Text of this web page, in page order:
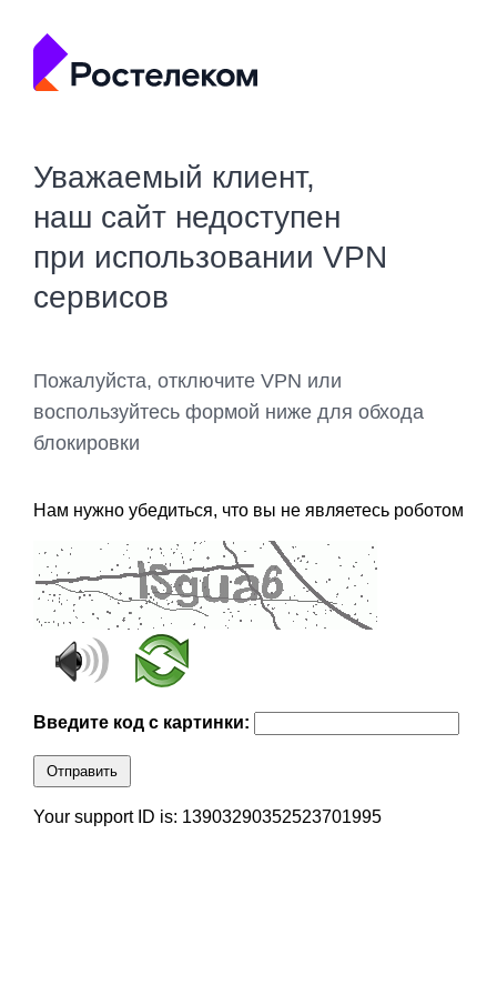
Уважаемый клиент,
наш сайт недоступен
при использовании VPN
сервисов
Пожалуйста, отключите VPN или
воспользуйтесь формой ниже для обхода
блокировки
Нам нужно убедиться, что вы не являетесь роботом
Введите код с картинки:
Отправить
Your support ID is: 13903290352523701995